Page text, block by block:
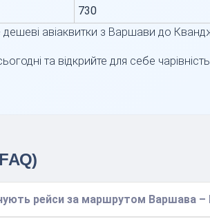
730
дешеві авіаквитки з Варшави до
та відкрийте для себе
рейси за маршрутом Варшава